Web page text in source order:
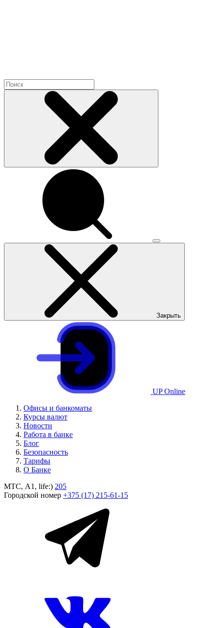
Закрыть
UP Online
Офисы и банкоматы
Курсы валют
Новости
Работа в банке
Блог
Безопасность
Тарифы
О Банке
МТС, A1, life:) 205
Городской номер +375 (17) 215-61-15